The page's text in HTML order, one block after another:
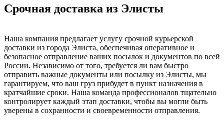
Срочная доставка из Элисты
Наша компания предлагает услугу срочной курьерской
доставки из города Элиста, обеспечивая оперативное и
безопасное отправление ваших посылок и документов по всей
России. Независимо от того, требуется ли вам быстро
отправить важные документы или посылку из Элисты, мы
гарантируем, что ваш груз прибудет в пункт назначения в
кратчайшие сроки. Наша команда профессионалов тщательно
контролирует каждый этап доставки, чтобы вы могли быть
уверены в сохранности и своевременности отправления.